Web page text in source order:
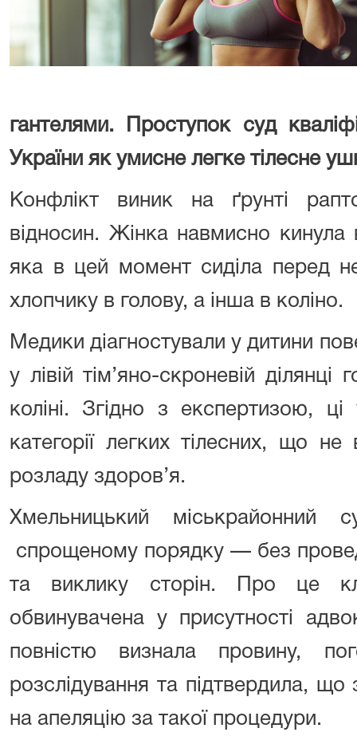
гантелями.
Проступок суд
України як умисне легке тілесне
Конфлікт виник на ґрунті
відносин. Жінка навмисно кинула
яка в цей момент сиділа перед
хлопчику в голову, а інша в коліно.
Медики діагностували у дитини
у лівій тім’яно-скроневій
коліні. Згідно з експертизою,
категорії легких тілесних, що
розладу здоров’я.
Хмельницький міськрайонний
спрощеному порядку — без
та виклику сторін. Про це
обвинувачена у присутності
повністю визнала провину,
розслідування та підтвердила,
на апеляцію за такої процедури.